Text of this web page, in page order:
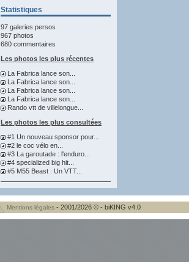
Statistiques
97 galeries persos
967 photos
680 commentaires
Les photos les plus récentes
La Fabrica lance son...
La Fabrica lance son...
La Fabrica lance son...
La Fabrica lance son...
Rando vtt de villelongue...
Les photos les plus consultées
#1 Un nouveau sponsor pour...
#2 le coc vélo en...
#3 La garoutade : l'enduro...
#4 specialized big hit...
#5 M55 Beast : Un VTT...
Mentions légales - 2001/2026 © - biKING v4.0